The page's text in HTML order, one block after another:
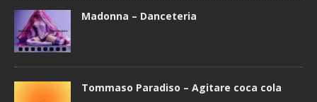
Madonna – Danceteria
Tommaso Paradiso – Agitare coca cola